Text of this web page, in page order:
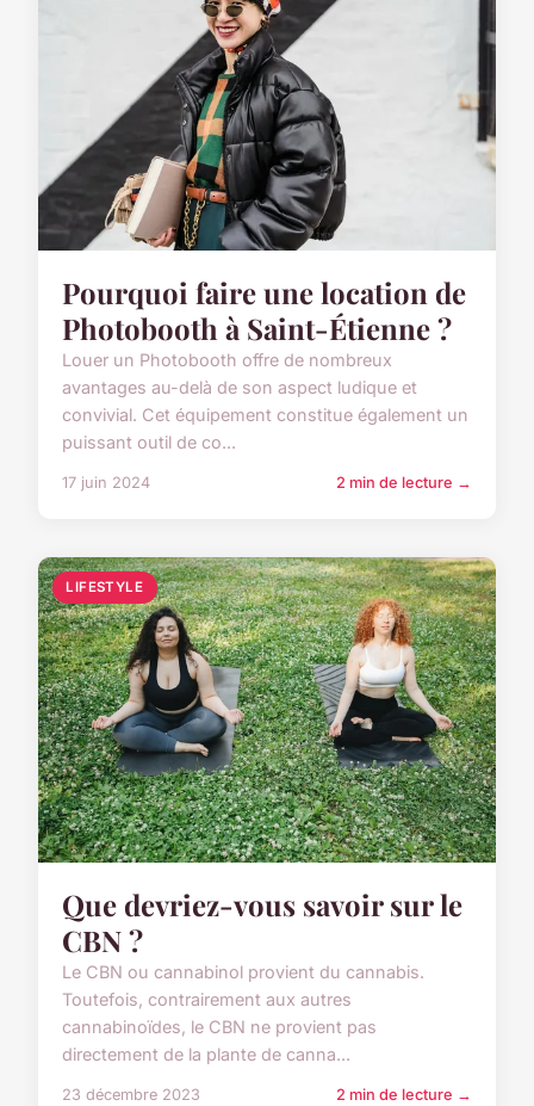
Pourquoi faire une location de
Photobooth à Saint-Étienne ?
Louer un Photobooth offre de nombreux
avantages au-delà de son aspect ludique et
convivial. Cet équipement constitue également un
puissant outil de co...
17 juin 2024 2 min de lecture →
LIFESTYLE
Que devriez-vous savoir sur le
CBN ?
Le CBN ou cannabinol provient du cannabis.
Toutefois, contrairement aux autres
cannabinoïdes, le CBN ne provient pas
directement de la plante de canna...
23 décembre 2023 2 min de lecture →